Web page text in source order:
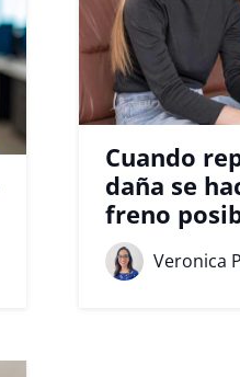
Cuando
daña se
freno
Veronica